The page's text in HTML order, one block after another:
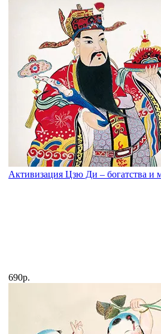
Активизация Цзю Ди – богатства и
690р.